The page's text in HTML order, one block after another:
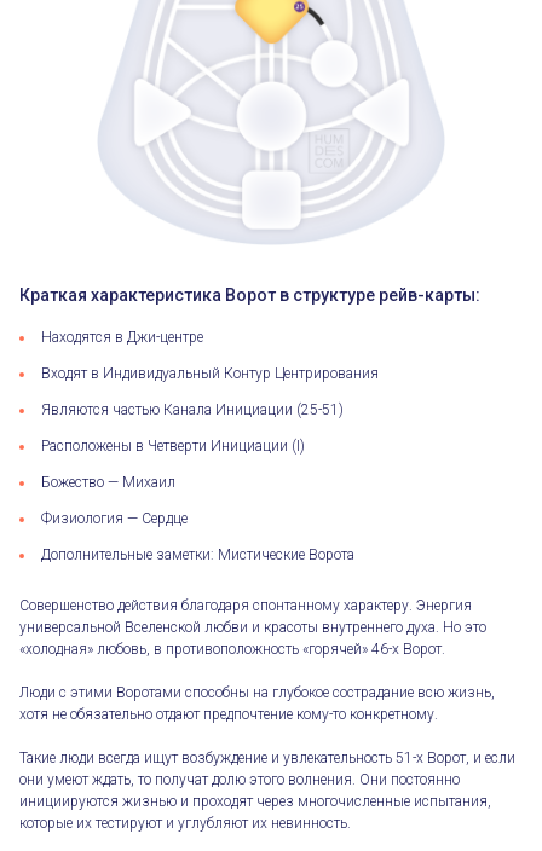
Краткая характеристика Ворот в структуре рейв-карты:
Находятся в Джи-центре
Входят в Индивидуальный Контур Центрирования
Являются частью Канала Инициации (25-51)
Расположены в Четверти Инициации (I)
Божество — Михаил
Физиология — Сердце
Дополнительные заметки: Мистические Ворота
Совершенство действия благодаря спонтанному характеру. Энергия
универсальной Вселенской любви и красоты внутреннего духа. Но это
«холодная» любовь, в противоположность «горячей» 46-х Ворот.
Люди с этими Воротами способны на глубокое сострадание всю жизнь,
хотя не обязательно отдают предпочтение кому-то конкретному.
Такие люди всегда ищут возбуждение и увлекательность 51-х Ворот, и если
они умеют ждать, то получат долю этого волнения. Они постоянно
инициируются жизнью и проходят через многочисленные испытания,
которые их тестируют и углубляют их невинность.